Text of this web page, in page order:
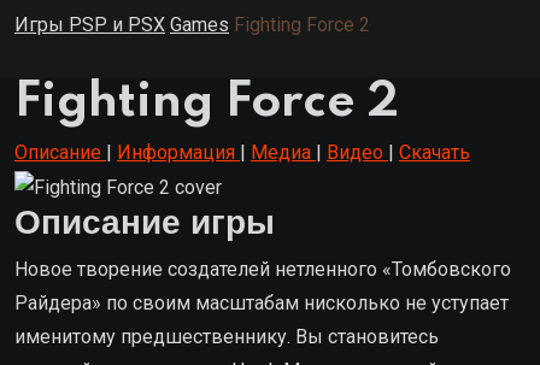
Игры PSP и PSX Games Fighting Force 2
Fighting Force 2
Описание | Информация | Медиа | Видео | Скачать
Описание игры
Новое творение создателей нетленного «Томбовского
Райдера» по своим масштабам нисколько не уступает
именитому предшественнику. Вы становитесь